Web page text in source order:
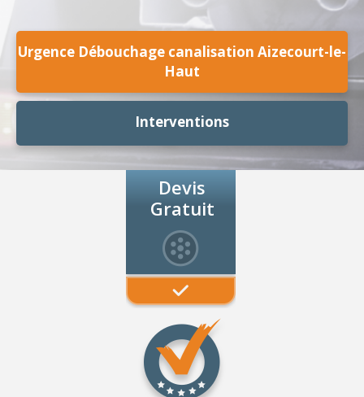
Urgence Débouchage canalisation Aizecourt-le-
Haut
Interventions
Devis
Gratuit